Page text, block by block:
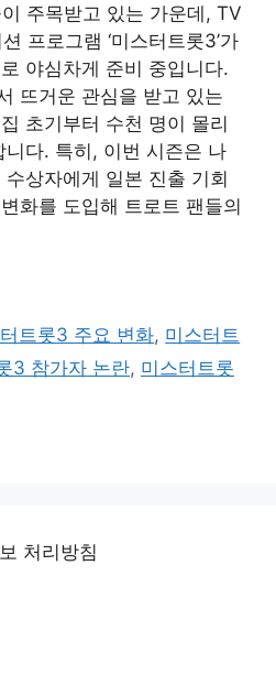
주목받고 있는 가운데, TV
프로그램 ‘미스터트롯3’가
야심차게 준비 중입니다.
뜨거운 관심을 받고 있는
초기부터 수천 명이 몰리
다. 특히, 이번 시즌은 나
상자에게 일본 진출 기회
화를 도입해 트로트 팬들의
트롯3 주요 변화, 미스터트
3 참가자 논란, 미스터트롯
처리방침